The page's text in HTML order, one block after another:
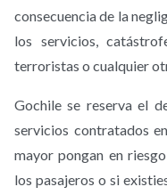
consecuencia de la
los servicios,
terroristas o cualquier
Gochile se reserva el
servicios contratados
mayor pongan en
los pasajeros o si